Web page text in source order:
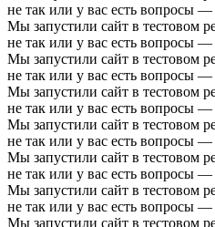
не так или у вас есть вопросы
Мы запустили сайт в тестовом
не так или у вас есть вопросы
Мы запустили сайт в тестовом
не так или у вас есть вопросы
Мы запустили сайт в тестовом
не так или у вас есть вопросы
Мы запустили сайт в тестовом
не так или у вас есть вопросы
Мы запустили сайт в тестовом
не так или у вас есть вопросы
Мы запустили сайт в тестовом
не так или у вас есть вопросы
Мы запустили сайт в тестовом